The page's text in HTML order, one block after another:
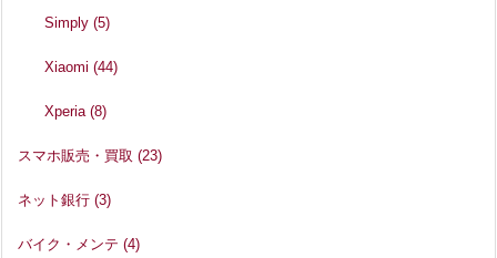
Simply(5)
Xiaomi(44)
Xperia(8)
スマホ販売・買取 (23)
ネット銀行 (3)
バイク・メンテ (4)